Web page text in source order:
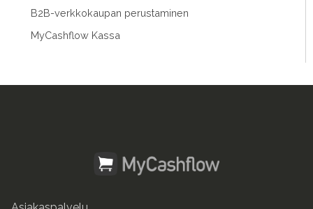
B2B-verkkokaupan perustaminen
MyCashflow Kassa